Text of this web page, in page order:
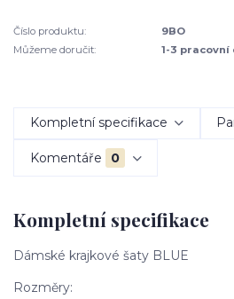
Číslo produktu:
9BO
Můžeme doručit:
1-3 pracovní
Kompletní specifikace
Komentáře 0
Kompletní specifikace
Dámské krajkové šaty BLUE
Rozměry: